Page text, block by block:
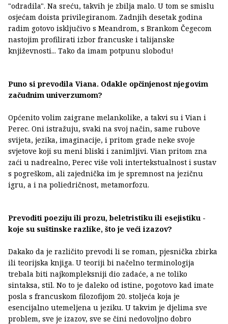
"odradila". Na sreću, takvih je zbilja malo. U tom se smislu
osjećam doista privilegiranom. Zadnjih desetak godina
radim gotovo isključivo s Meandrom, s Brankom Čegecom
nastojim profilirati izbor francuske i talijanske
književnosti... Tako da imam potpunu slobodu!
Puno si prevodila Viana. Odakle opčinjenost njegovim
začudnim univerzumom?
Općenito volim zaigrane melankolike, a takvi su i Vian i
Perec. Oni istražuju, svaki na svoj način, same rubove
svijeta, jezika, imaginacije, i pritom grade neke svoje
svjetove koji su meni bliski i zanimljivi. Vian pritom zna
zaći u nadrealno, Perec više voli intertekstualnost i sustav
s pogreškom, ali zajednička im je spremnost na jezičnu
igru, a i na poliedričnost, metamorfozu.
Prevoditi poeziju ili prozu, beletristiku ili esejistiku -
koje su suštinske razlike, što je veći izazov?
Dakako da je različito prevodi li se roman, pjesnička zbirka
ili teorijska knjiga. U teoriji bi načelno terminologija
trebala biti najkompleksniji dio zadaće, a ne toliko
sintaksa, stil. No to je daleko od istine, pogotovo kad imate
posla s francuskom filozofijom 20. stoljeća koja je
esencijalno utemeljena u jeziku. U takvim je djelima sve
problem, sve je izazov, sve se čini nedovoljno dobro